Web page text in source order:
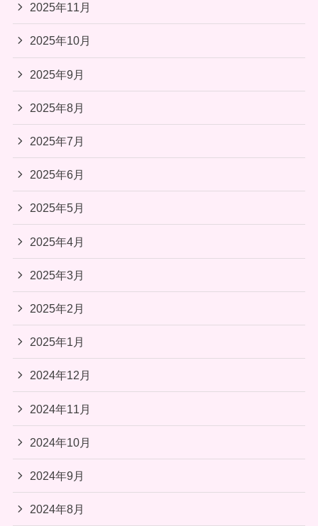
2025年11月
2025年10月
2025年9月
2025年8月
2025年7月
2025年6月
2025年5月
2025年4月
2025年3月
2025年2月
2025年1月
2024年12月
2024年11月
2024年10月
2024年9月
2024年8月